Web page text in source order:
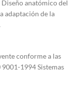
anatómico del
adaptación de la
conforme a las
1994 Sistemas